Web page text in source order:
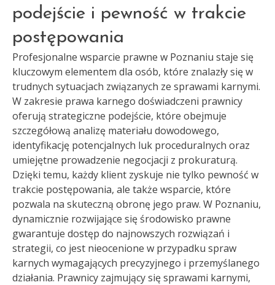
podejście i pewność w trakcie
postępowania
Profesjonalne wsparcie prawne w Poznaniu staje się
kluczowym elementem dla osób, które znalazły się w
trudnych sytuacjach związanych ze sprawami karnymi.
W zakresie prawa karnego doświadczeni prawnicy
oferują strategiczne podejście, które obejmuje
szczegółową analizę materiału dowodowego,
identyfikację potencjalnych luk proceduralnych oraz
umiejętne prowadzenie negocjacji z prokuraturą.
Dzięki temu, każdy klient zyskuje nie tylko pewność w
trakcie postępowania, ale także wsparcie, które
pozwala na skuteczną obronę jego praw. W Poznaniu,
dynamicznie rozwijające się środowisko prawne
gwarantuje dostęp do najnowszych rozwiązań i
strategii, co jest nieocenione w przypadku spraw
karnych wymagających precyzyjnego i przemyślanego
działania. Prawnicy zajmujący się sprawami karnymi,